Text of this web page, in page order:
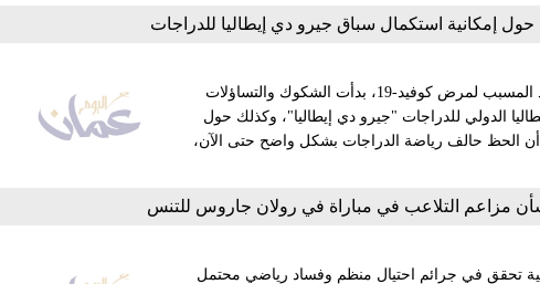
حول إمكانية استكمال سباق جيرو دي إيطاليا للدراجات
بعد تزايد أعداد المصابين بعدوى فيروس كورونا المستجد المسبب لمرض كوفيد-19، بدأت الشكوك والتساؤلات
الدولي للدراجات "جيرو دي إيطاليا"، وكذلك حول
أن الحظ حالف رياضة الدراجات بشكل واضح حتى الآن،
مزاعم التلاعب في مباراة في رولان جاروس للتنس
تحقق في جرائم احتيال منظم وفساد رياضي محتمل